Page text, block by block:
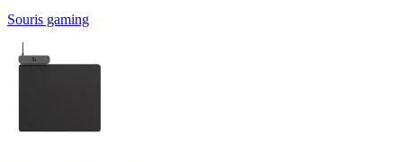
Souris gaming